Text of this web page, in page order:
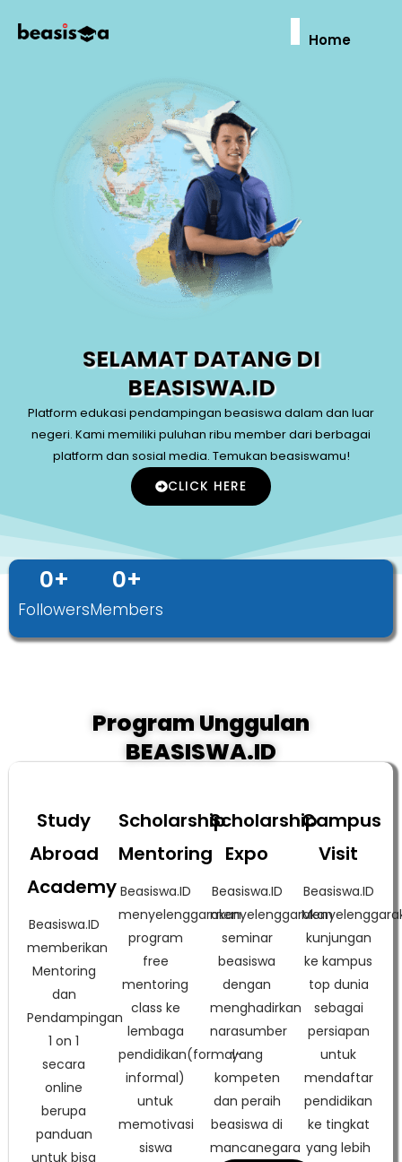
Home
SELAMAT DATANG DI
BEASISWA.ID
Platform edukasi pendampingan beasiswa dalam dan luar
negeri. Kami memiliki puluhan ribu member dari berbagai
platform dan sosial media. Temukan beasiswamu!
CLICK HERE
Followers
0+
Members
0+
Program Unggulan
BEASISWA.ID
Study
Abroad
Academy
Beasiswa.ID
memberikan
Mentoring
dan
Pendampingan
1 on 1
secara
online
berupa
panduan
untuk bisa
Scholarship
Mentoring
Beasiswa.ID
menyelenggarakan
program
free
mentoring
class ke
lembaga
pendidikan(formal-
informal)
untuk
memotivasi
siswa
Scholarship
Expo
Beasiswa.ID
menyelenggarakan
seminar
beasiswa
dengan
menghadirkan
narasumber
yang
kompeten
dan peraih
beasiswa di
mancanegara
Campus
Visit
Beasiswa.ID
kunjungan
ke kampus
top dunia
sebagai
persiapan
untuk
mendaftar
pendidikan
ke tingkat
yang lebih